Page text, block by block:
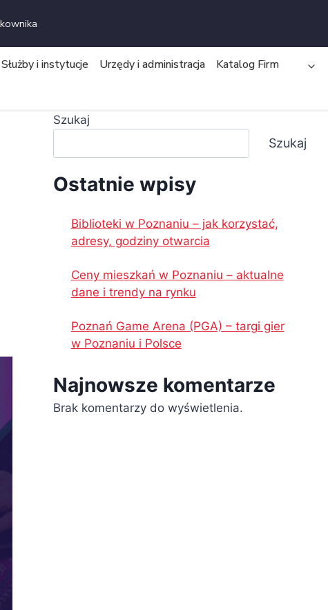
Służby i instytucje Urzędy i administracja
Katalog Firm
Szukaj
Szukaj
Ostatnie wpisy
Biblioteki w Poznaniu – jak korzystać,
adresy, godziny otwarcia
Ceny mieszkań w Poznaniu – aktualne
dane i trendy na rynku
Poznań Game Arena (PGA) – targi gier
w Poznaniu i Polsce
Najnowsze komentarze
Brak komentarzy do wyświetlenia.